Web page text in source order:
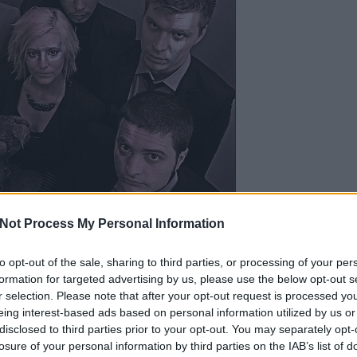
Process My Personal Information
opt-out of the sale, sharing to third parties, or processing of your
for targeted advertising by us, please use the below opt-out
selection. Please note that after your opt-out request is processed
interest-based ads based on personal information utilized by us
to third parties prior to your opt-out. You may separately
of your personal information by third parties on the IAB’s list of
három kiváló magyar zenekar nyitja, hogy
napfelkeltéig tartóindie-diszkóvalköszöntsék
Radio Panickezdi, ahol a korábban
súlyosabb electro anyagukat promotálják a fiúk.
jelenleg is dolgozóEZ Basic, végül a
zenekara, aHangmás(képünkön) játszik
új lemezéről a már ismert és kedvelt régebbi
EZT